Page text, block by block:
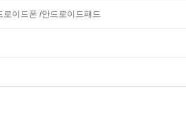
로이드폰 /안드로이드패드